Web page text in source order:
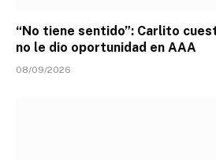
“No tiene sentido”: Carlito
no le dio oportunidad en AAA
08/09/2026